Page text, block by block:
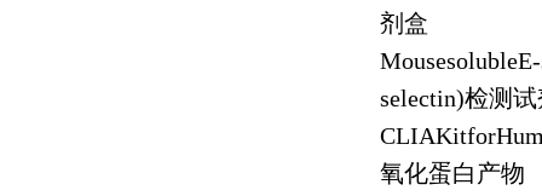
剂盒
selectin)检测
氧化蛋白产物